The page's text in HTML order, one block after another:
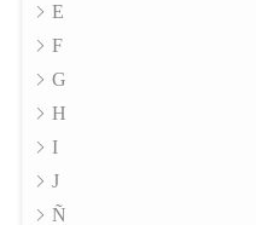
E
F
G
H
I
J
Ñ